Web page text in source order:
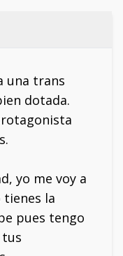
una trans
dotada.
yo me voy a
tienes la
pues tengo